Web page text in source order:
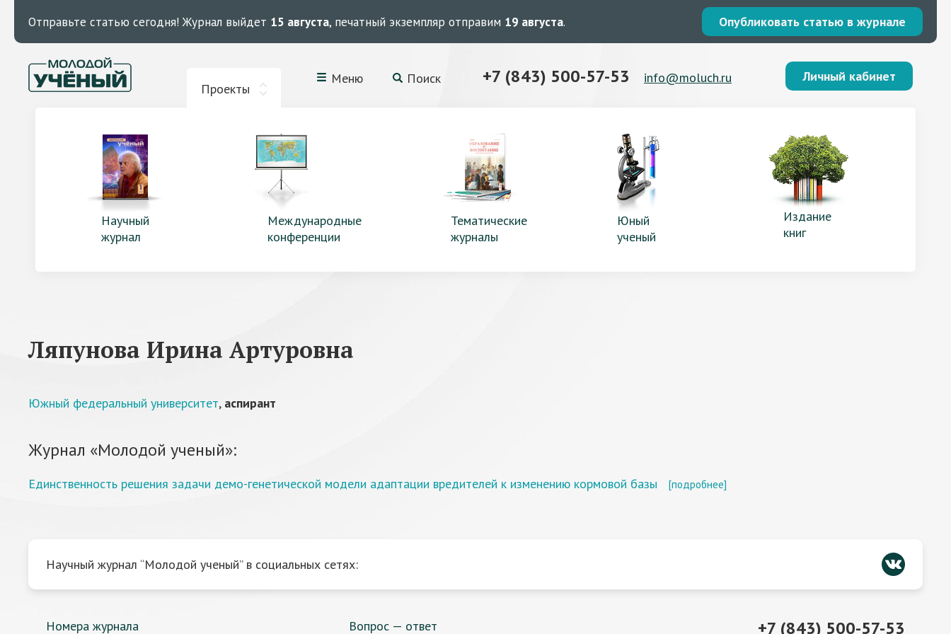
Отправьте статью сегодня! Журнал выйдет 15 августа, печатный экземпляр отправим 19 августа. Опубликовать статью в журнале
Проекты
Меню Поиск +7 (843) 500-57-53 info@moluch.ru Личный кабинет
Научный
журнал
Международные
конференции
Тематические
журналы
Юный
ученый
Издание
книг
Ляпунова Ирина Артуровна
Южный федеральный университет, аспирант
Журнал «Молодой ученый»:
Единственность решения задачи демо-генетической модели адаптации вредителей к изменению кормовой базы [подробнее]
Научный журнал “Молодой ученый” в социальных сетях:
Номера журнала Вопрос — ответ +7 (843) 500-57-53